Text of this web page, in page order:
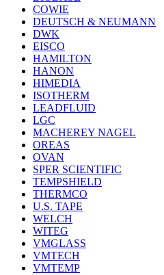
COWIE
DEUTSCH & NEUMANN
DWK
EISCO
HAMILTON
HANON
HIMEDIA
ISOTHERM
LEADFLUID
LGC
MACHEREY NAGEL
OREAS
OVAN
SPER SCIENTIFIC
TEMPSHIELD
THERMCO
U.S. TAPE
WELCH
WITEG
VMGLASS
VMTECH
VMTEMP